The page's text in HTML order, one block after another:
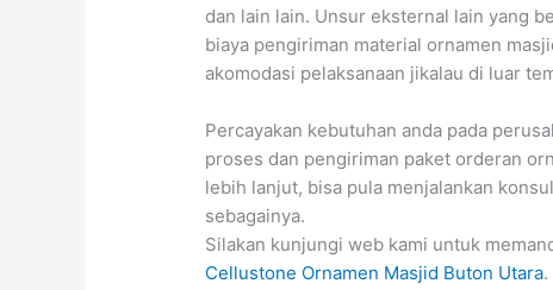
dan lain lain. Unsur eksternal lain yang
biaya pengiriman material ornamen
akomodasi pelaksanaan jikalau di luar
Percayakan kebutuhan anda pada
proses dan pengiriman paket orderan
lebih lanjut, bisa pula menjalankan
sebagainya.
Silakan kunjungi web kami untuk
Cellustone Ornamen Masjid Buton Utara.